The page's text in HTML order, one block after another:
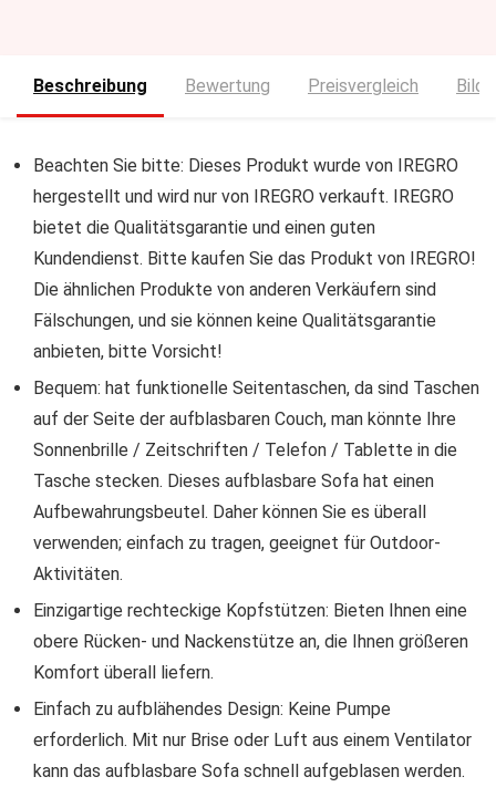
Beschreibung Bewertung Preisvergleich
Beachten Sie bitte: Dieses Produkt wurde von IREGRO
hergestellt und wird nur von IREGRO verkauft. IREGRO
bietet die Qualitätsgarantie und einen guten
Kundendienst. Bitte kaufen Sie das Produkt von IREGRO!
Die ähnlichen Produkte von anderen Verkäufern sind
Fälschungen, und sie können keine Qualitätsgarantie
anbieten, bitte Vorsicht!
Bequem: hat funktionelle Seitentaschen, da sind Taschen
auf der Seite der aufblasbaren Couch, man könnte Ihre
Sonnenbrille / Zeitschriften / Telefon / Tablette in die
Tasche stecken. Dieses aufblasbare Sofa hat einen
Aufbewahrungsbeutel. Daher können Sie es überall
verwenden; einfach zu tragen, geeignet für Outdoor-
Aktivitäten.
Einzigartige rechteckige Kopfstützen: Bieten Ihnen eine
obere Rücken- und Nackenstütze an, die Ihnen größeren
Komfort überall liefern.
Einfach zu aufblähendes Design: Keine Pumpe
erforderlich. Mit nur Brise oder Luft aus einem Ventilator
kann das aufblasbare Sofa schnell aufgeblasen werden.